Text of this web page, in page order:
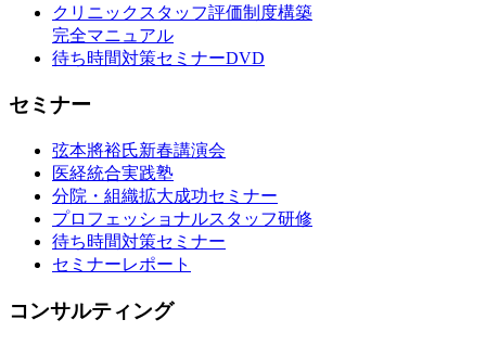
クリニックスタッフ評価制度構築
完全マニュアル
待ち時間対策セミナーDVD
セミナー
弦本將裕氏新春講演会
医経統合実践塾
分院・組織拡大成功セミナー
プロフェッショナルスタッフ研修
待ち時間対策セミナー
セミナーレポート
コンサルティング